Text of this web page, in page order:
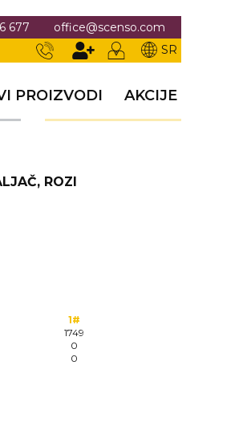
677
office@scenso.com
SR
PROIZVODI AKCIJE
ROZI
1#
1749
0
0